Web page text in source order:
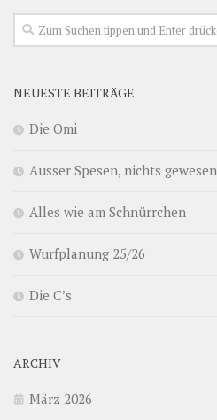
NEUESTE BEITRÄGE
Die Omi
Ausser Spesen, nichts gewesen
Alles wie am Schnürrchen
Wurfplanung 25/26
Die C’s
ARCHIV
März 2026